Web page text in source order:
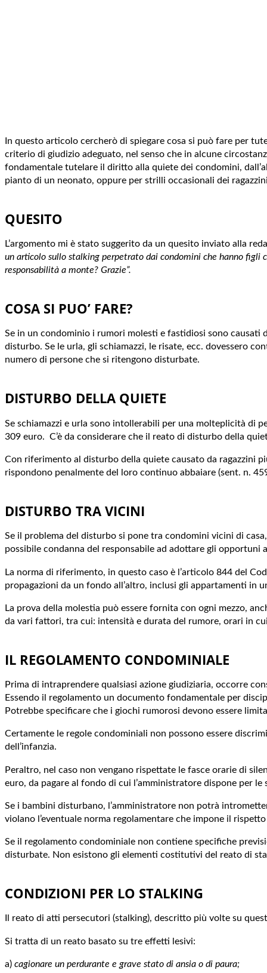
In questo articolo cercherò di spiegare cosa si può fare per
criterio di giudizio adeguato, nel senso che in alcune
fondamentale tutelare il diritto alla quiete dei condomini,
pianto di un neonato, oppure per strilli occasionali dei
QUESITO
L’argomento mi è stato suggerito da un quesito inviato alla
un articolo sullo stalking perpetrato dai condomini che hanno figli
responsabilità a monte? Grazie”.
COSA SI PUO’ FARE?
Se in un condominio i rumori molesti e fastidiosi sono causati
disturbo. Se le urla, gli schiamazzi, le risate, ecc. dovessero
numero di persone che si ritengono disturbate.
DISTURBO DELLA QUIETE
Se schiamazzi e urla sono intollerabili per una molteplicità di
309 euro. C’è da considerare che il reato di disturbo della
Con riferimento al disturbo della quiete causato da ragazzini
rispondono penalmente del loro continuo abbaiare (sent. n.
DISTURBO TRA VICINI
Se il problema del disturbo si pone tra condomini vicini di
possibile condanna del responsabile ad adottare gli opportuni
La norma di riferimento, in questo caso è l’articolo 844 del
propagazioni da un fondo all’altro, inclusi gli appartamenti in
La prova della molestia può essere fornita con ogni mezzo,
da vari fattori, tra cui: intensità e durata del rumore, orari in
IL REGOLAMENTO CONDOMINIALE
Prima di intraprendere qualsiasi azione giudiziaria, occorre
Essendo il regolamento un documento fondamentale per
Potrebbe specificare che i giochi rumorosi devono essere
Certamente le regole condominiali non possono essere
dell’infanzia.
Peraltro, nel caso non vengano rispettate le fasce orarie di
euro, da pagare al fondo di cui l’amministratore dispone per
Se i bambini disturbano, l’amministratore non potrà
violano l’eventuale norma regolamentare che impone il
Se il regolamento condominiale non contiene specifiche
disturbate. Non esistono gli elementi costitutivi del reato di
CONDIZIONI PER LO STALKING
Il reato di atti persecutori (stalking), descritto più volte su
Si tratta di un reato basato su tre effetti lesivi:
a) cagionare un perdurante e grave stato di ansia o di paura;